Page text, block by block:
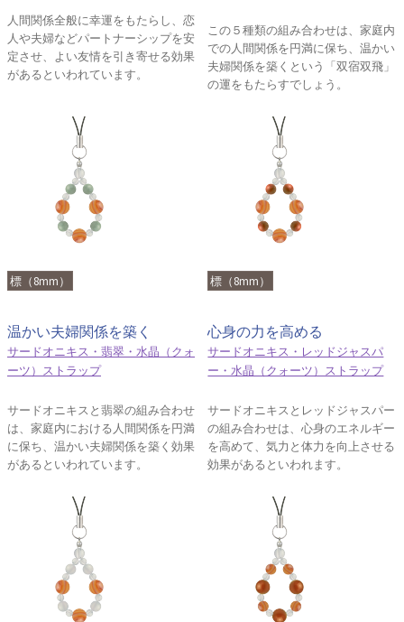
人間関係全般に幸運をもたらし、恋
人や夫婦などパートナーシップを安
定させ、よい友情を引き寄せる効果
があるといわれています。
この５種類の組み合わせは、家庭内
での人間関係を円満に保ち、温かい
夫婦関係を築くという「双宿双飛」
の運をもたらすでしょう。
標（8mm）
温かい夫婦関係を築く
サードオニキス・翡翠・水晶（クォ
ーツ）ストラップ
サードオニキスと翡翠の組み合わせ
は、家庭内における人間関係を円満
に保ち、温かい夫婦関係を築く効果
があるといわれています。
標（8mm）
心身の力を高める
サードオニキス・レッドジャスパ
ー・水晶（クォーツ）ストラップ
サードオニキスとレッドジャスパー
の組み合わせは、心身のエネルギー
を高めて、気力と体力を向上させる
効果があるといわれます。